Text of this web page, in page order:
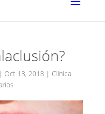
Oct 18, 2018 | Clínica